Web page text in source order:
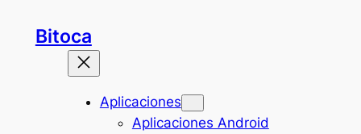
Bitoca
Aplicaciones
Aplicaciones Android